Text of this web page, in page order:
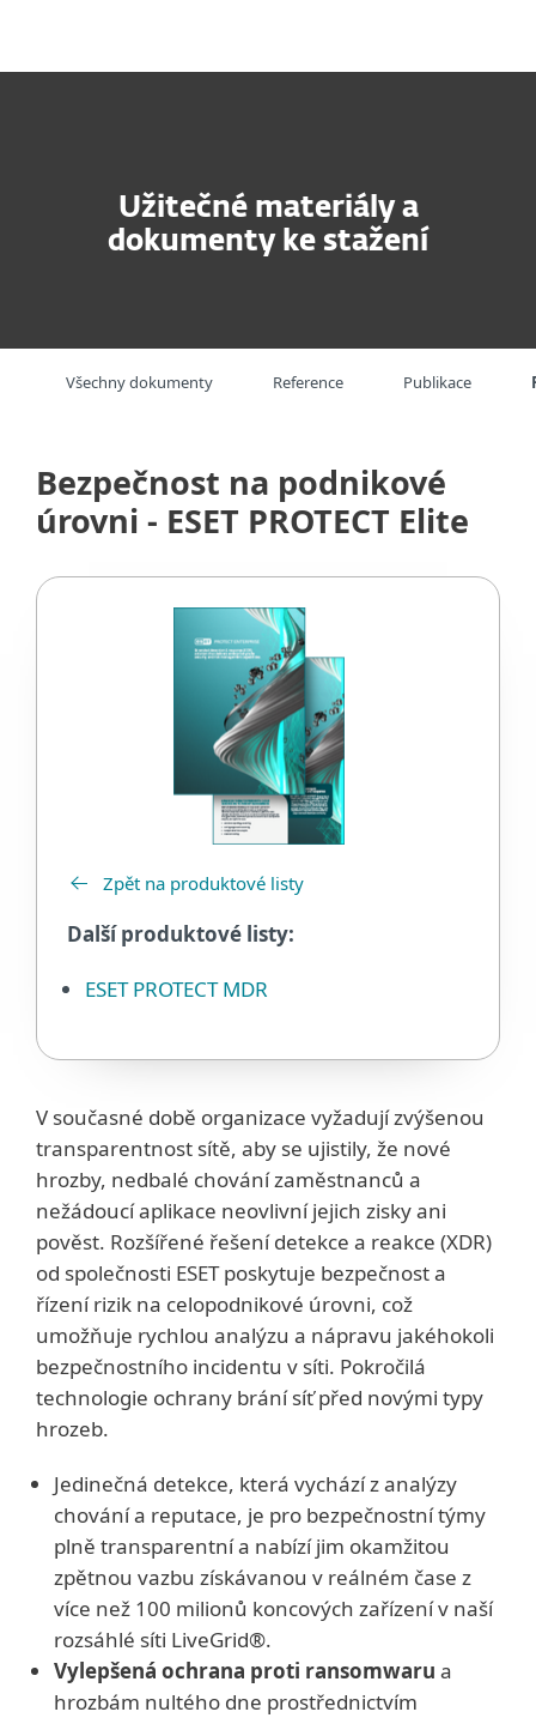
Užitečné materiály a
dokumenty ke stažení
Všechny dokumenty Reference Publikace
Bezpečnost na podnikové
úrovni - ESET PROTECT Elite
Zpět na produktové listy
Další produktové listy:
ESET PROTECT MDR
V současné době organizace vyžadují zvýšenou
transparentnost sítě, aby se ujistily, že nové
hrozby, nedbalé chování zaměstnanců a
nežádoucí aplikace neovlivní jejich zisky ani
pověst. Rozšířené řešení detekce a reakce (XDR)
od společnosti ESET poskytuje bezpečnost a
řízení rizik na celopodnikové úrovni, což
umožňuje rychlou analýzu a nápravu jakéhokoli
bezpečnostního incidentu v síti. Pokročilá
technologie ochrany brání síť před novými typy
hrozeb.
Jedinečná detekce, která vychází z analýzy
chování a reputace, je pro bezpečnostní týmy
plně transparentní a nabízí jim okamžitou
zpětnou vazbu získávanou v reálném čase z
více než 100 milionů koncových zařízení v naší
rozsáhlé síti LiveGrid®.
Vylepšená ochrana proti ransomwaru a
hrozbám nultého dne prostřednictvím